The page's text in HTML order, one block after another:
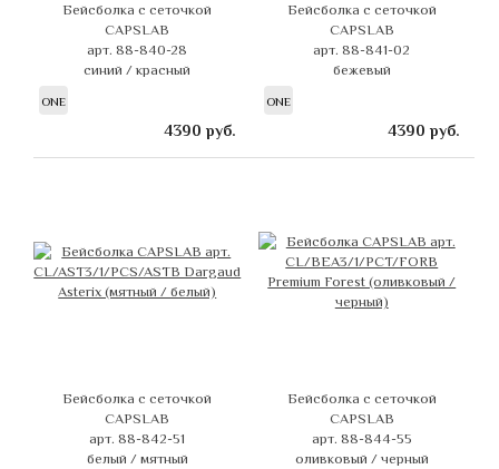
Бейсболка с сеточкой
CAPSLAB
арт. 88-840-28
синий / красный
ONE
4390 руб.
Бейсболка с сеточкой
CAPSLAB
арт. 88-841-02
бежевый
ONE
4390 руб.
Бейсболка с сеточкой
CAPSLAB
арт. 88-842-51
белый / мятный
Бейсболка с сеточкой
CAPSLAB
арт. 88-844-55
оливковый / черный